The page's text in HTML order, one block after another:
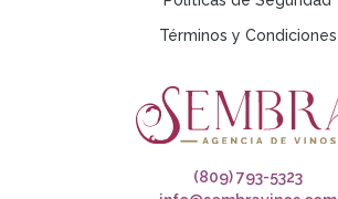
Términos y Condiciones
(809) 793-5323